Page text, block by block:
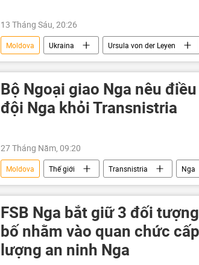
13 Tháng Sáu, 20:26
Moldova Ukraina Ursula von der Leyen
Liên minh châu Âu
Italia Ủy ban châu
Kiev
Luxembourg Moskva
Croatia
Macedonia
Bộ Ngoại giao Nga nêu
đội Nga khỏi Transnistria
27 Tháng Năm, 09:20
Moldova Thế giới Transnistria Nga
Quân đội Nga
Romania
FSB Nga bắt giữ 3 đối
bố nhằm vào quan chức
lượng an ninh Nga